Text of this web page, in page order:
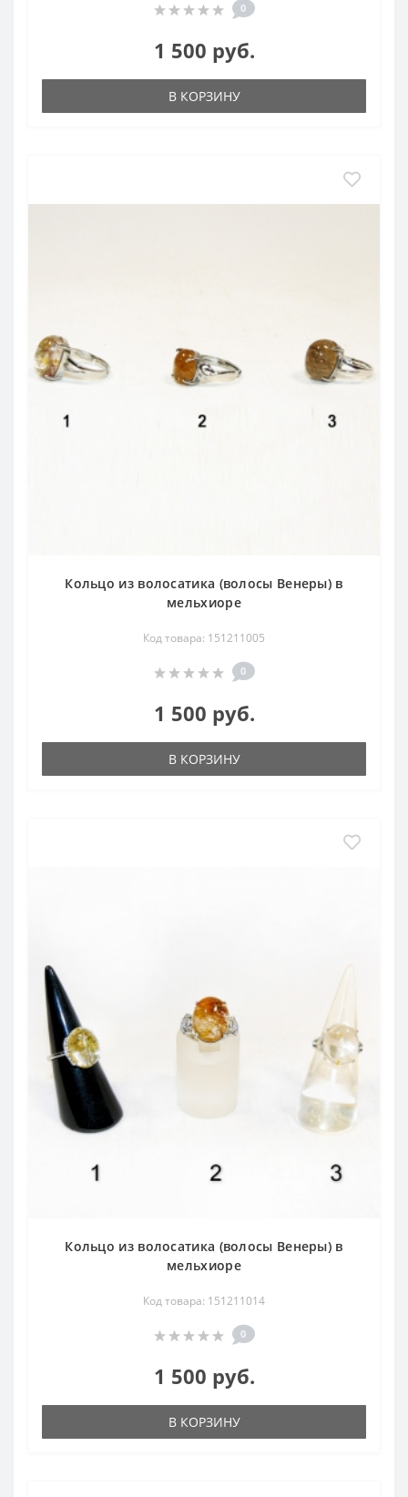
0
1 500 руб.
В КОРЗИНУ
Кольцо из волосатика (волосы Венеры) в
мельхиоре
Код товара: 151211005
0
1 500 руб.
В КОРЗИНУ
Кольцо из волосатика (волосы Венеры) в
мельхиоре
Код товара: 151211014
0
1 500 руб.
В КОРЗИНУ